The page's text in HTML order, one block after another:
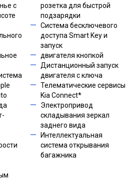
с
розетка для быстрой
подзарядки
Система бесключевого
доступа Smart Key и
запуск
двигателя кнопкой
Дистанционный запуск
двигателя с ключа
Телематические сервисы
Kia Connect*
Электропривод
складывания зеркал
заднего вида
Интеллектуальная
система открывания
багажника